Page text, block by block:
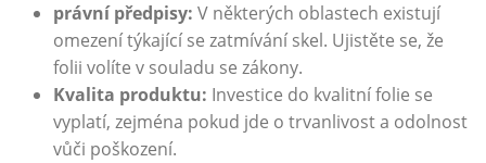
právní ⁤předpisy: ​V některých oblastech existují‍
omezení týkající se zatmívání skel.⁢ Ujistěte se, že
folii⁤ volíte v⁢ souladu se zákony.
Kvalita produktu: Investice do⁢ kvalitní folie se
vyplatí, zejména pokud jde o‍ trvanlivost a ‌odolnost
⁢vůči‌ poškození.